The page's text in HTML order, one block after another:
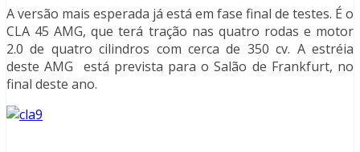
A versão mais esperada já está em fase final de testes. É o
CLA 45 AMG, que terá tração nas quatro rodas e motor
2.0 de quatro cilindros com cerca de 350 cv. A estréia
deste AMG está prevista para o Salão de Frankfurt, no
final deste ano.